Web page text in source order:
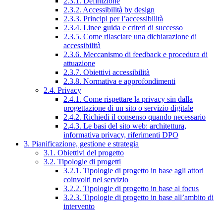
2.3.2. Accessibilità by design
2.3.3. Principi per l’accessibilità
2.3.4. Linee guida e criteri di successo
2.3.5. Come rilasciare una dichiarazione di
accessibilità
2.3.6. Meccanismo di feedback e procedura di
attuazione
2.3.7. Obiettivi accessibilità
2.3.8. Normativa e approfondimenti
2.4. Privacy
2.4.1. Come rispettare la privacy sin dalla
progettazione di un sito o servizio digitale
2.4.2. Richiedi il consenso quando necessario
2.4.3. Le basi del sito web: architettura,
informativa privacy, riferimenti DPO
3. Pianificazione, gestione e strategia
3.1. Obiettivi del progetto
3.2. Tipologie di progetti
3.2.1. Tipologie di progetto in base agli attori
coinvolti nel servizio
3.2.2. Tipologie di progetto in base al focus
3.2.3. Tipologie di progetto in base all’ambito di
intervento